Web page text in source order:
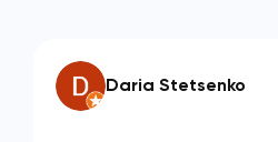
Daria Stetsenko